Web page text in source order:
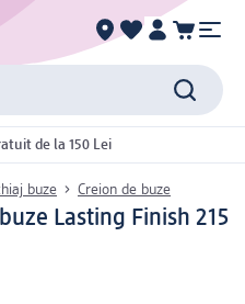
de la 150 Lei
buze Creion de buze
Lasting Finish 215